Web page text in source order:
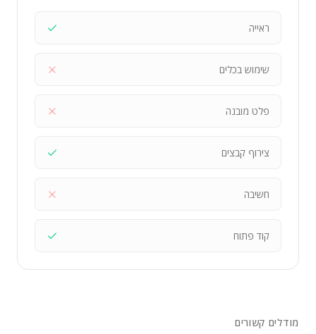
ראייה
שימוש בכלים
פלט מובנה
צירוף קבצים
חשיבה
קוד פתוח
מודלים קשורים